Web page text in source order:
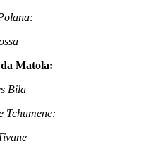
Matola:
Bila
Tchumene: